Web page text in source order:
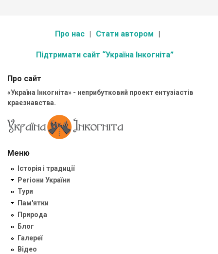
Про нас Стати автором
Підтримати сайт “Україна Інкогніта”
Про сайт
«Україна Інкогніта» - неприбутковий проект ентузіастів
краєзнавства.
Меню
Історія і традиції
Регіони України
Тури
Пам'ятки
Природа
Блог
Галереї
Відео